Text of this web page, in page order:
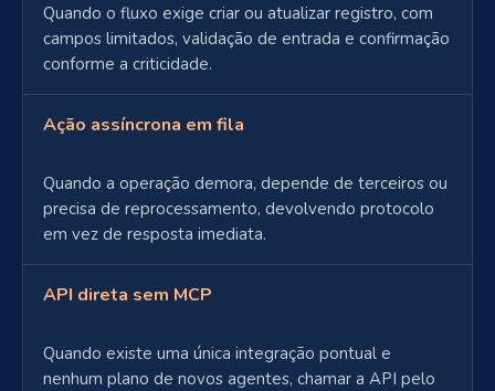
Quando o fluxo exige criar ou atualizar registro, com
campos limitados, validação de entrada e confirmação
conforme a criticidade.
Ação assíncrona em fila
Quando a operação demora, depende de terceiros ou
precisa de reprocessamento, devolvendo protocolo
em vez de resposta imediata.
API direta sem MCP
Quando existe uma única integração pontual e
nenhum plano de novos agentes, chamar a API pelo